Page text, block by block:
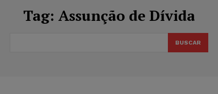
Tag: Assunção de Dívida
BUSCAR